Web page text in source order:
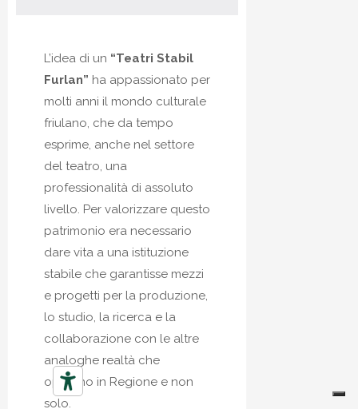
L’idea di un “Teatri Stabil
Furlan” ha appassionato per
molti anni il mondo culturale
friulano, che da tempo
esprime, anche nel settore
del teatro, una
professionalità di assoluto
livello. Per valorizzare questo
patrimonio era necessario
dare vita a una istituzione
stabile che garantisse mezzi
e progetti per la produzione,
lo studio, la ricerca e la
collaborazione con le altre
analoghe realtà che
operano in Regione e non
solo.